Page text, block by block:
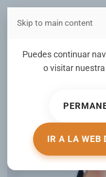
Estás en
Puedes continuar
o visitar
IR A LA WEB
Skip to main content
seas hipócrita»
ESCRITO POR MASVIP.COM EL
FARANDULA
.